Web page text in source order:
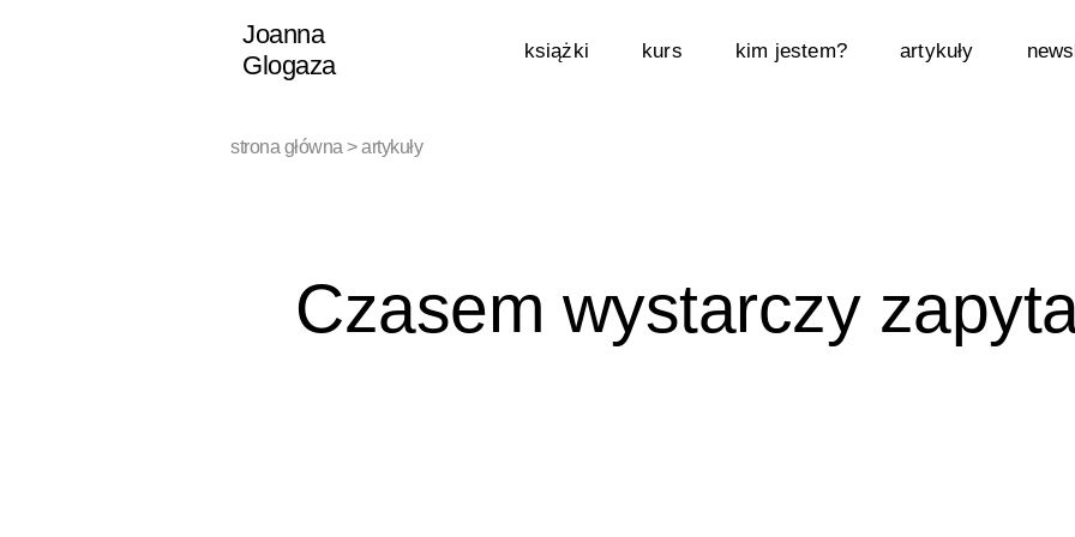
do
Joanna
Glogaza
książki kurs kim jestem? artykuły
strona główna >artykuły
Czasem wystarczy